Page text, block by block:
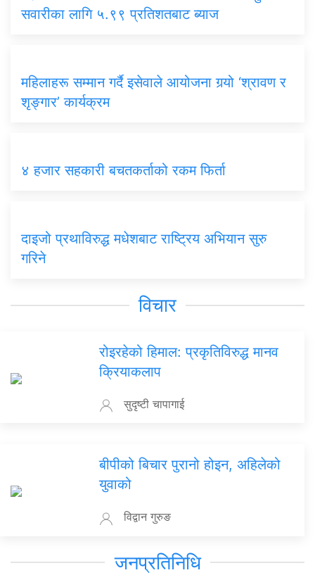
सवारीका लागि ५.९९ प्रतिशतबाट ब्याज
महिलाहरू सम्मान गर्दै इसेवाले आयोजना गर्‍यो ‘श्रावण र
शृङ्गार’ कार्यक्रम
४ हजार सहकारी बचतकर्ताको रकम फिर्ता
दाइजो प्रथाविरुद्ध मधेशबाट राष्ट्रिय अभियान सुरु
गरिने
विचार
रोइरहेको हिमाल: प्रकृतिविरुद्ध मानव
क्रियाकलाप
सुदृष्टी चापागाई
बीपीको बिचार पुरानो होइन, अहिलेको
युवाको
विद्वान गुरुङ
जनप्रतिनिधि